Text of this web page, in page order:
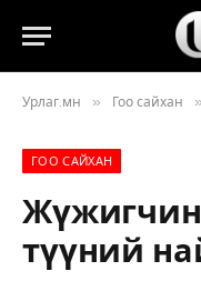
Урлаг.мн » Гоо сайхан »
ГОО САЙХАН
түүний